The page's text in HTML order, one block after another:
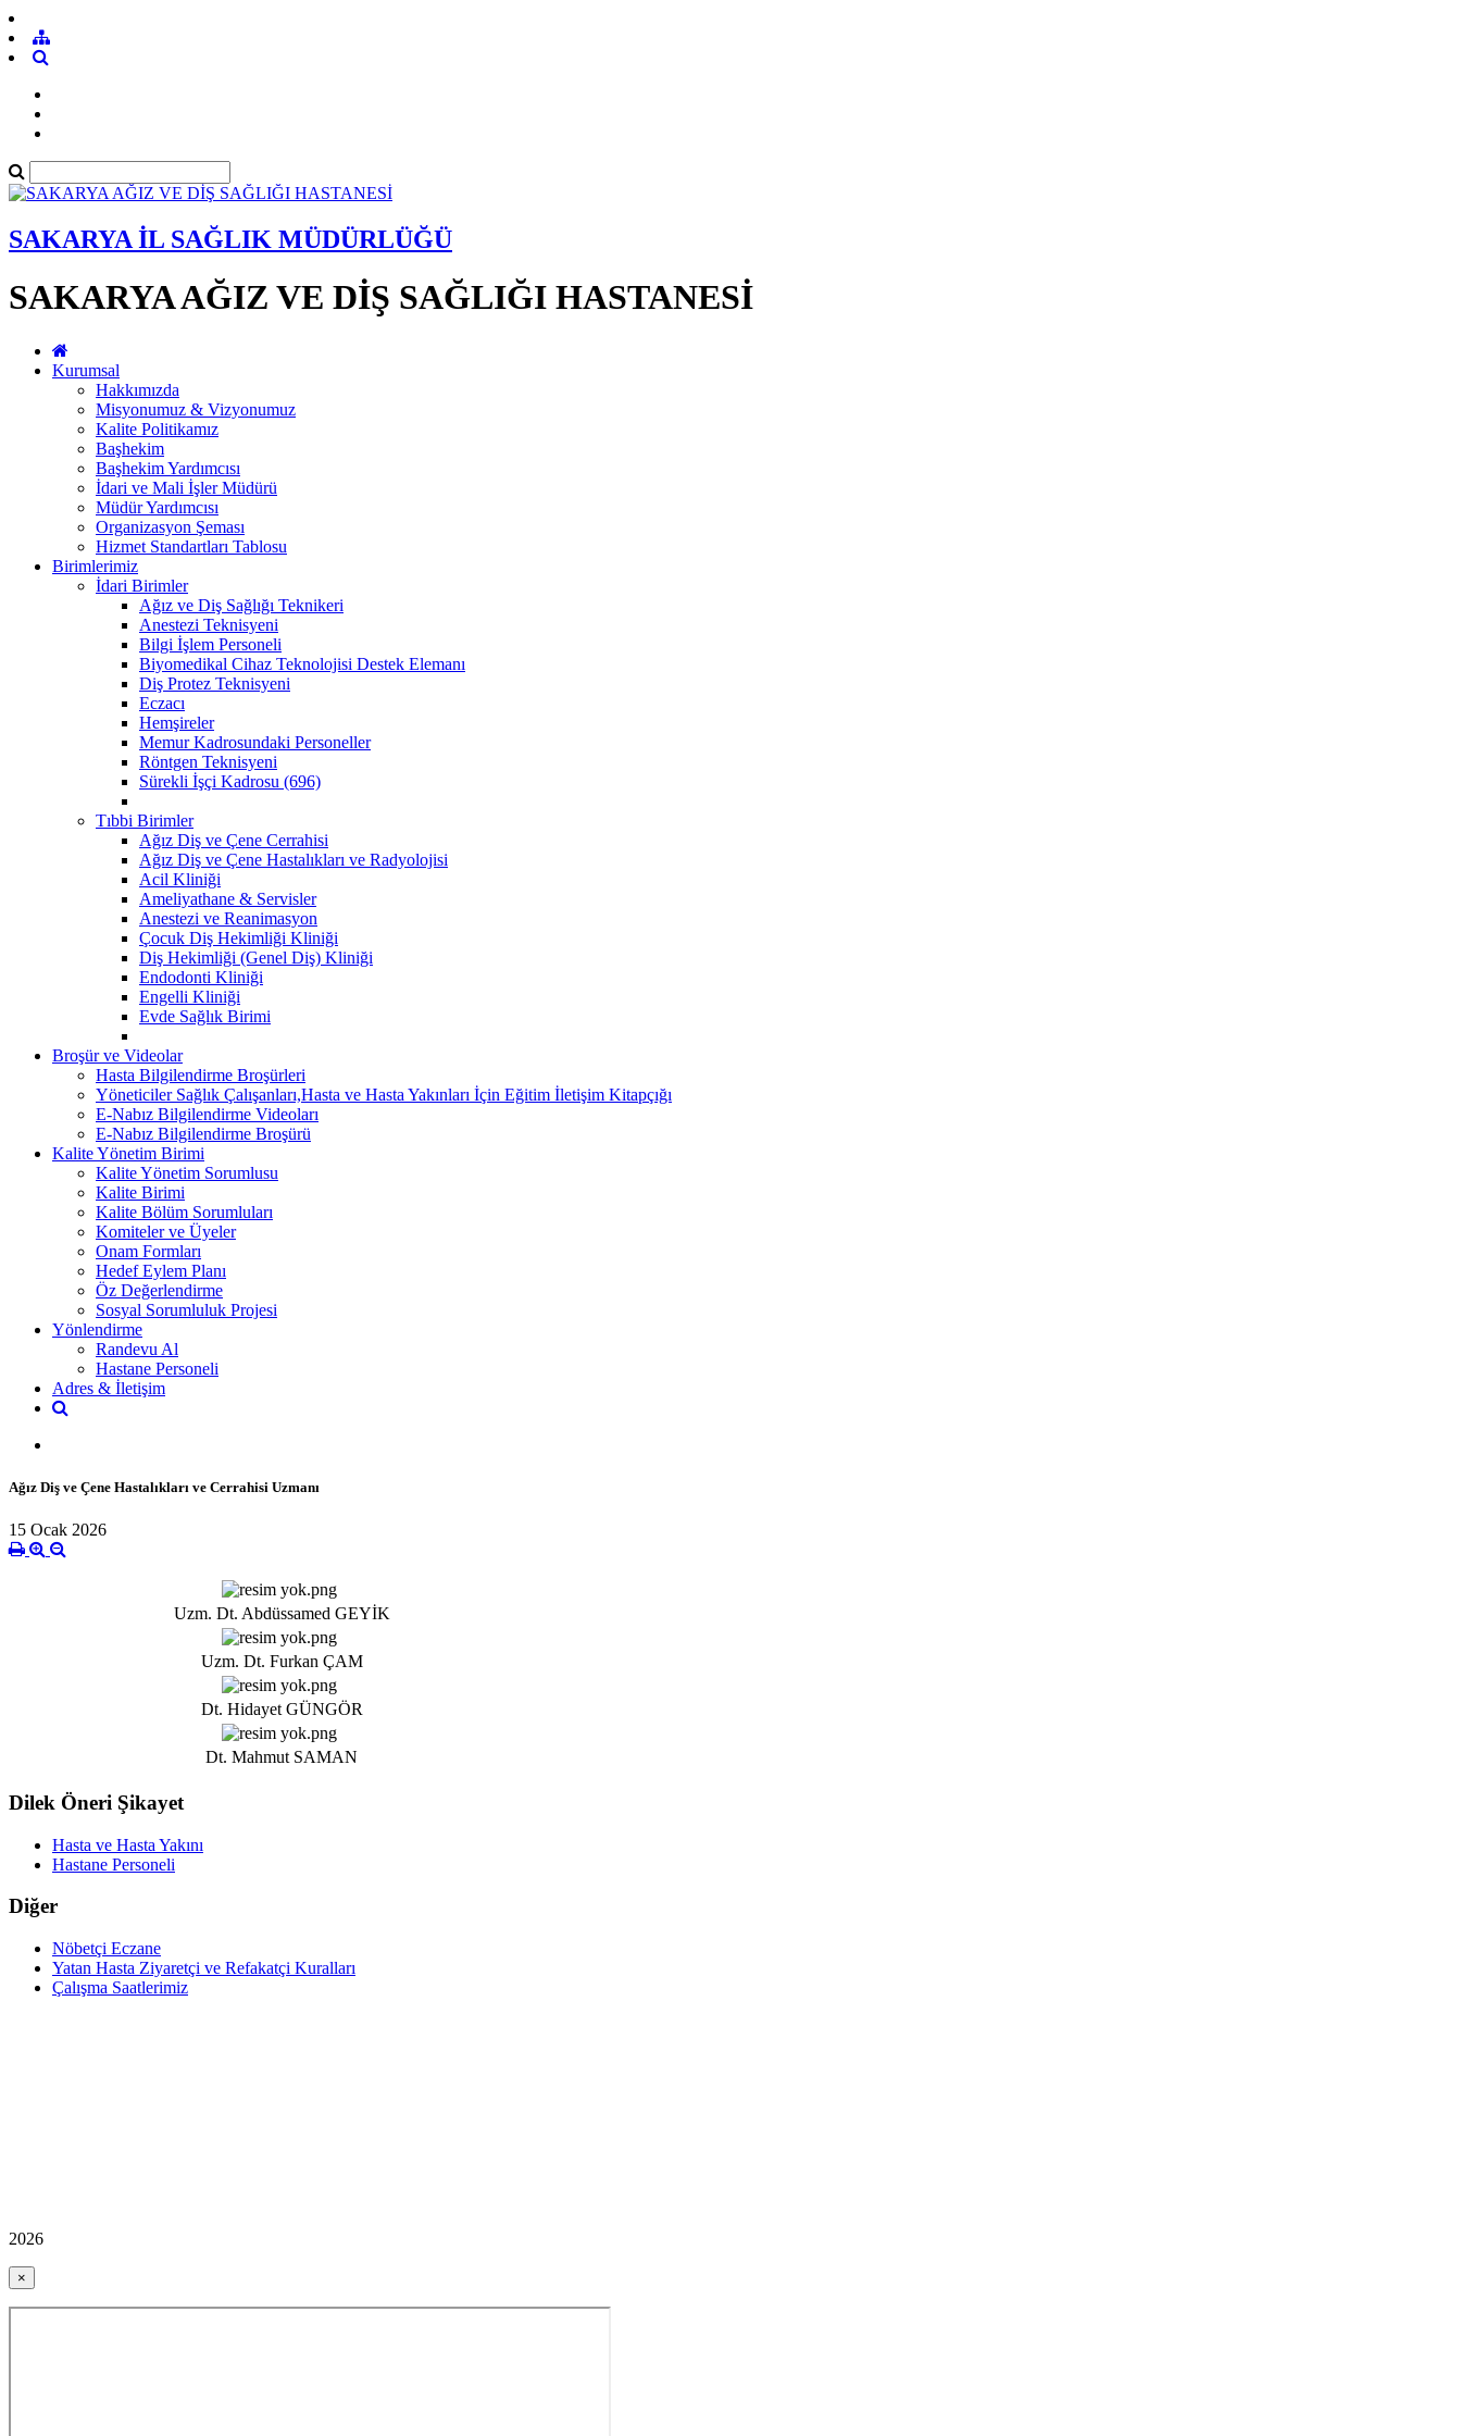
SAKARYA İL SAĞLIK MÜDÜRLÜĞÜ
SAKARYA AĞIZ VE DİŞ SAĞLIĞI HASTANESİ
Kurumsal
Hakkımızda
Misyonumuz & Vizyonumuz
Kalite Politikamız
Başhekim
Başhekim Yardımcısı
İdari ve Mali İşler Müdürü
Müdür Yardımcısı
Organizasyon Şeması
Hizmet Standartları Tablosu
Birimlerimiz
İdari Birimler
Ağız ve Diş Sağlığı Teknikeri
Anestezi Teknisyeni
Bilgi İşlem Personeli
Biyomedikal Cihaz Teknolojisi Destek Elemanı
Diş Protez Teknisyeni
Eczacı
Hemşireler
Memur Kadrosundaki Personeller
Röntgen Teknisyeni
Sürekli İşçi Kadrosu (696)
Tıbbi Birimler
Ağız Diş ve Çene Cerrahisi
Ağız Diş ve Çene Hastalıkları ve Radyolojisi
Acil Kliniği
Ameliyathane & Servisler
Anestezi ve Reanimasyon
Çocuk Diş Hekimliği Kliniği
Diş Hekimliği (Genel Diş) Kliniği
Endodonti Kliniği
Engelli Kliniği
Evde Sağlık Birimi
Broşür ve Videolar
Hasta Bilgilendirme Broşürleri
Yöneticiler Sağlık Çalışanları,Hasta ve Hasta Yakınları İçin Eğitim İletişim Kitapçığı
E-Nabız Bilgilendirme Videoları
E-Nabız Bilgilendirme Broşürü
Kalite Yönetim Birimi
Kalite Yönetim Sorumlusu
Kalite Birimi
Kalite Bölüm Sorumluları
Komiteler ve Üyeler
Onam Formları
Hedef Eylem Planı
Öz Değerlendirme
Sosyal Sorumluluk Projesi
Yönlendirme
Randevu Al
Hastane Personeli
Adres & İletişim
Ağız Diş ve Çene Hastalıkları ve Cerrahisi Uzmanı
15 Ocak 2026
Uzm. Dt. Abdüssamed GEYİK
Uzm. Dt. Furkan ÇAM
Dt. Hidayet GÜNGÖR
Dt. Mahmut SAMAN
Dilek Öneri Şikayet
Hasta ve Hasta Yakını
Hastane Personeli
Diğer
Nöbetçi Eczane
Yatan Hasta Ziyaretçi ve Refakatçi Kuralları
Çalışma Saatlerimiz
2026
×